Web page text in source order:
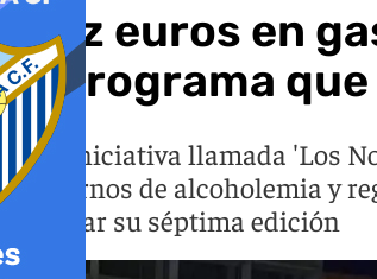
Diez euros en
el programa
Una iniciativa llamada 'Los
nocturnos de alcoholemia y
celebrar su séptima edición